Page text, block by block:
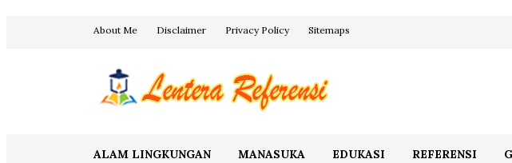
About Me Disclaimer Privacy Policy Sitemaps
ALAM LINGKUNGAN MANASUKA EDUKASI REFERENSI